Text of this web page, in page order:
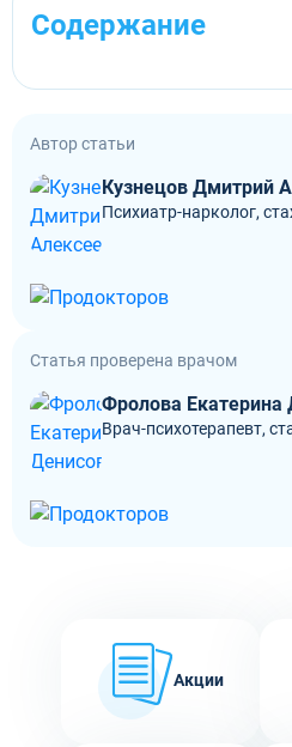
Содержание
Автор статьи
Кузнецов Дмитрий
Психиатр-нарколог,
Статья проверена врачом
Фролова Екатерина
Врач-психотерапевт,
Акции